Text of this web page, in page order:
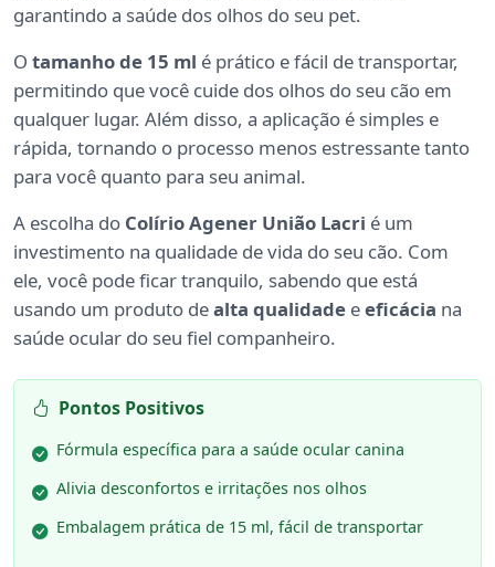
garantindo a saúde dos olhos do seu pet.
O tamanho de 15 ml é prático e fácil de transportar,
permitindo que você cuide dos olhos do seu cão em
qualquer lugar. Além disso, a aplicação é simples e
rápida, tornando o processo menos estressante tanto
para você quanto para seu animal.
A escolha do Colírio Agener União Lacri é um
investimento na qualidade de vida do seu cão. Com
ele, você pode ficar tranquilo, sabendo que está
usando um produto dealta qualidade eeficácia na
saúde ocular do seu fiel companheiro.
Pontos Positivos
Fórmula específica para a saúde ocular canina
Alivia desconfortos e irritações nos olhos
Embalagem prática de 15 ml, fácil de transportar